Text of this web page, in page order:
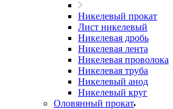
Никелевый прокат
Лист никелевый
Никелевая дробь
Никелевая лента
Никелевая проволока
Никелевая труба
Никелевый анод
Никелевый круг
Оловянный прокат